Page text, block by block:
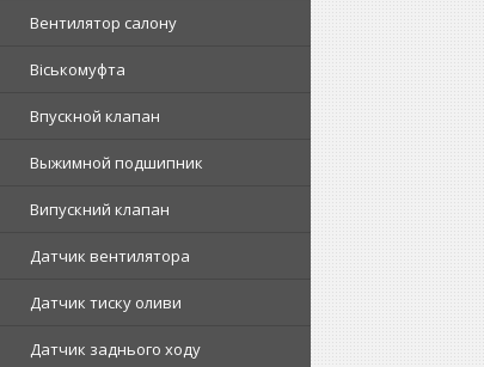
Вентилятор салону
Віськомуфта
Впускной клапан
Выжимной подшипник
Випускний клапан
Датчик вентилятора
Датчик тиску оливи
Датчик заднього ходу